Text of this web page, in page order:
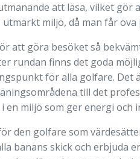
att läsa, vilket
miljö, då man får
att göra besöket så
rundan finns det goda
för alla golfare. Det
till det
en miljö som ger energi
den golfare som
banans skick och erbjuda